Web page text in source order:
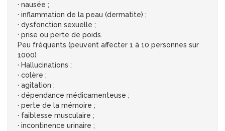
· nausée ;
· inflammation de la peau (dermatite) ;
· dysfonction sexuelle ;
· prise ou perte de poids.
Peu fréquents (peuvent affecter 1 à 10 personnes sur
1000)
· Hallucinations ;
· colère ;
· agitation ;
· dépendance médicamenteuse ;
· perte de la mémoire ;
· faiblesse musculaire ;
· incontinence urinaire ;